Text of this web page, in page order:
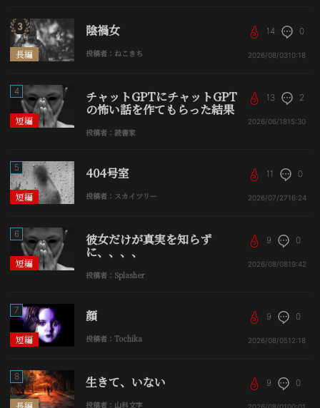
長編
陰禍女
投稿者：ねこきち
14 0
2026/08/0310:18
短編
4 チャットGPTにチャットGPT
の怖い話を作てもらった結果
投稿者：読書家
13 2
2026/06/1815:30
短編
5 404号室
投稿者：スカイツリー
11 0
2026/07/2716:24
短編
6 彼女だけが真実を知らず
に、、、、
投稿者：Splasher
9 0
2026/08/0819:42
短編
7 顔
投稿者：Tochika
9 0
2026/08/0512:18
長編
8 生きて、いない
投稿者：山科文字
9 0